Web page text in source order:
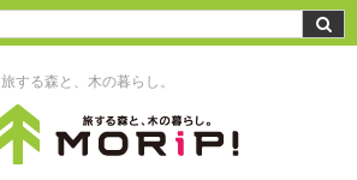
旅する森と、木の暮らし。